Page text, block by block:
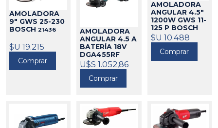
AMOLADORA
9" GWS 25-230
BOSCH 21436
$U 19.215
Comprar
AMOLADORA
ANGULAR 4.5 A
BATERÍA 18V
DGA455RF
MAKITA325164
U$S 1.052,86
Comprar
AMOLADORA
ANGULAR 4.5"
1200W GWS 11-
125 P BOSCH
21021
$U 10.488
Comprar